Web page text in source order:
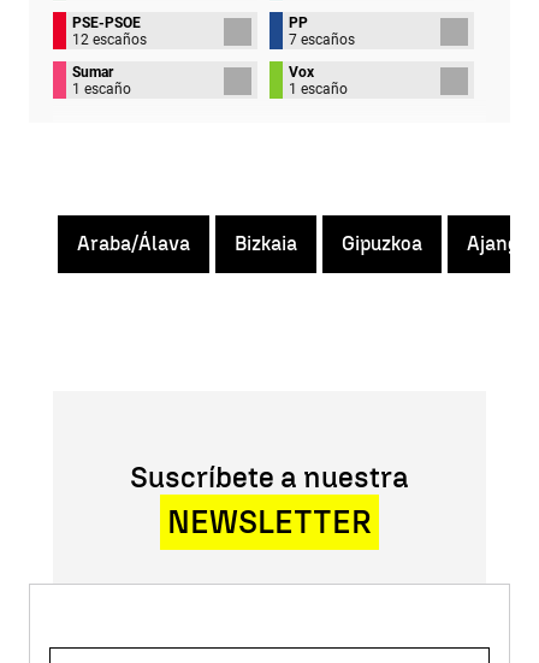
PSE-PSOE
12 escaños
PP
7 escaños
Sumar
1 escaño
Vox
1 escaño
Araba/Álava Bizkaia Gipuzkoa Ajangiz
Suscríbete a nuestra
NEWSLETTER